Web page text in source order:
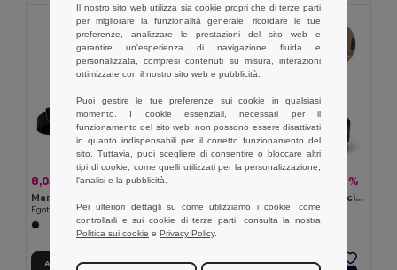
8,05 € 10,25 € -21%
Egotier 92388
Aggiungi al carrello
-28%
Marsupio 300D poliestere riciclato e 600D poliestere riciclato con elementi riflettenti
Egotier 92091
Aggiungi al carrello
Il nostro sito web utilizza sia cookie propri che di terze parti
per migliorare la funzionalità generale, ricordare le tue
preferenze, analizzare le prestazioni del sito web e
garantire un'esperienza di navigazione fluida e
personalizzata, compresi contenuti su misura, interazioni
ottimizzate con il nostro sito web e pubblicità.
Puoi gestire le tue preferenze sui cookie in qualsiasi
momento. I cookie essenziali, necessari per il
funzionamento del sito web, non possono essere disattivati
in quanto indispensabili per il corretto funzionamento del
sito. Tuttavia, puoi scegliere di consentire o bloccare altri
tipi di cookie, come quelli utilizzati per la personalizzazione,
l'analisi e la pubblicità.
Per ulteriori dettagli su come utilizziamo i cookie, come
controllarli e sui cookie di terze parti, consulta la nostra
Politica sui cookie e Privacy Policy.